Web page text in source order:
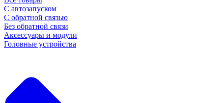
С автозапуском
С обратной связью
Без обратной связи
Аксессуары и модули
Головные устройства